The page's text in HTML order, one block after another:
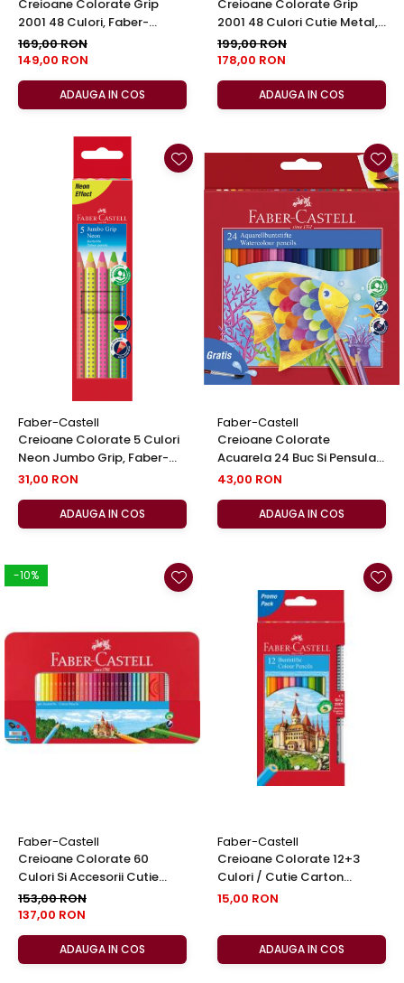
Creioane Colorate Grip
2001 48 Culori, Faber-
Castell
169,00 RON
149,00 RON
ADAUGA IN COS
Creioane Colorate Grip
2001 48 Culori Cutie Metal,
Faber-Castell
199,00 RON
178,00 RON
ADAUGA IN COS
Faber-Castell
Creioane Colorate 5 Culori
Neon Jumbo Grip, Faber-
Castell
31,00 RON
ADAUGA IN COS
Faber-Castell
Creioane Colorate
Acuarela 24 Buc Si Pensula
Faber-Castell
43,00 RON
ADAUGA IN COS
-10%
Faber-Castell
Creioane Colorate 60
Culori Si Accesorii Cutie
Metal Faber-Castell
153,00 RON
137,00 RON
ADAUGA IN COS
Faber-Castell
Creioane Colorate 12+3
Culori / Cutie Carton
Faber-Castell
15,00 RON
ADAUGA IN COS